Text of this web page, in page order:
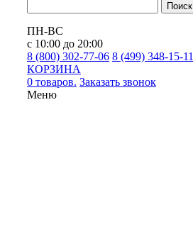
Поиск
ПН-ВС
с 10:00 до 20:00
8 (800) 302-77-06 8 (499) 348-15-11
КОРЗИНА
0 товаров. Заказать звонок
Меню